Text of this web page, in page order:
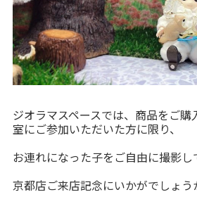
ジオラマスペースでは、商品をご購
室にご参加いただいた方に限り、
お連れになった子をご自由に撮影し
京都店ご来店記念にいかがでしょう